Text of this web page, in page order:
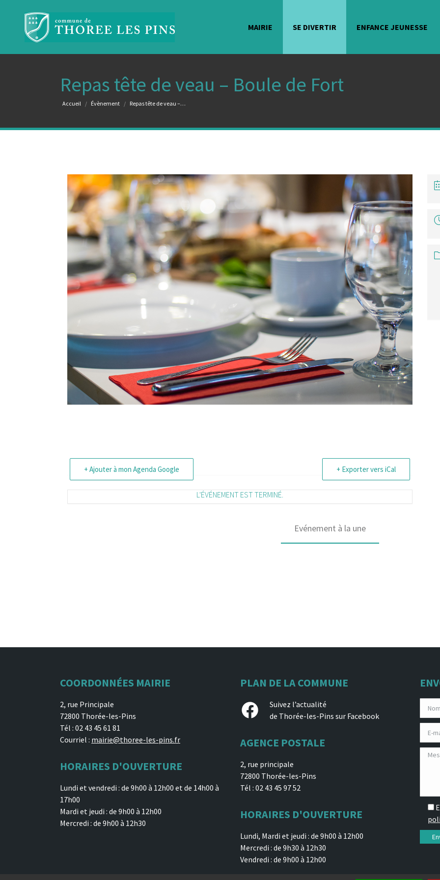
MAIRIE SE DIVERTIR ENFANCE JEUNESSE
Repas tête de veau – Boule de Fort
Vous êtes ici :
Accueil Évènement Repas tête de veau –…
+ Ajouter à mon Agenda Google + Exporter vers iCal
L'ÉVÉNEMENT EST TERMINÉ.
Evénement à la une
COORDONNÉES MAIRIE
2, rue Principale
72800 Thorée-les-Pins
Tél : 02 43 45 61 81
Courriel : mairie@thoree-les-pins.fr
HORAIRES D'OUVERTURE
Lundi et vendredi : de 9h00 à 12h00 et de 14h00 à
17h00
Mardi et jeudi : de 9h00 à 12h00
Mercredi : de 9h00 à 12h30
PLAN DE LA COMMUNE
Facebook
Suivez l’actualité
de Thorée-les-Pins sur Facebook
AGENCE POSTALE
2, rue principale
72800 Thorée-les-Pins
Tél : 02 43 45 97 52
HORAIRES D'OUVERTURE
Lundi, Mardi et jeudi : de 9h00 à 12h00
Mercredi : de 9h30 à 12h30
Vendredi : de 9h00 à 12h00